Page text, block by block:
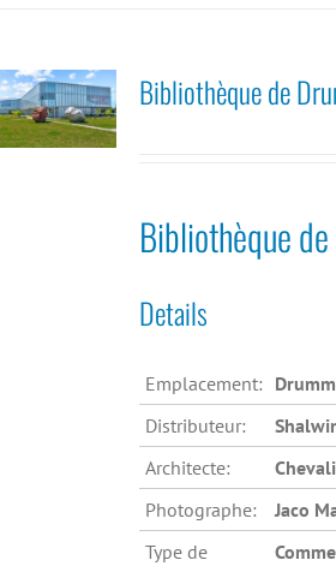
Bibliothèque de
Bibliothèque
Details
Emplacement:
Distributeur:
Architecte:
Photographe:
Jaco
Type de